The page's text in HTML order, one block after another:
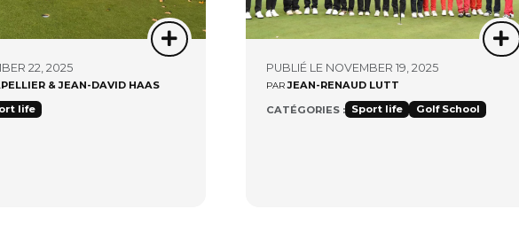
22, 2025
& JEAN-DAVID HAAS
life
PUBLIÉ LE NOVEMBER 19, 2025
PAR JEAN-RENAUD LUTT
CATÉGORIES : Sport life Golf School